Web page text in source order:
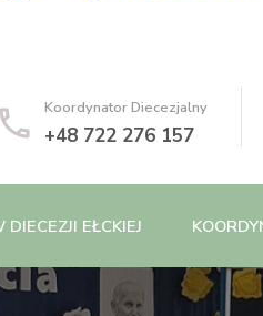
Koordynator Diecezjalny
+48 722 276 157
EŁCKIEJ